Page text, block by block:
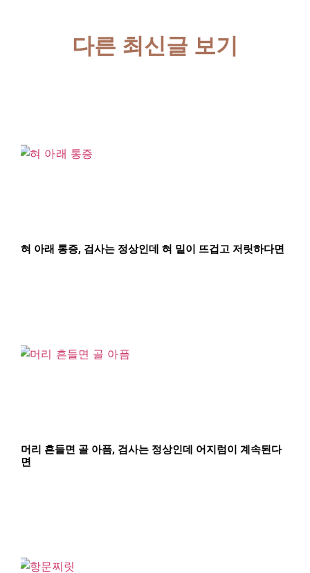
다른 최신글 보기
혀 아래 통증, 검사는 정상인데 혀 밑이 뜨겁고 저릿하다면
머리 흔들면 골 아픔, 검사는 정상인데 어지럼이 계속된다
면